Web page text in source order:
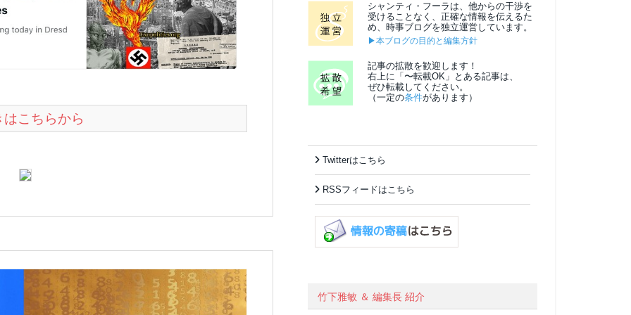
はこちらから
シャンティ・フーラは、他からの干渉を
受けることなく、正確な情報を伝えるた
め、時事ブログを独立運営しています。
▶本ブログの目的と編集方針
記事の拡散を歓迎します！
右上に「〜転載OK」とある記事は、
ぜひ転載してください。
（一定の条件があります）
Twitterはこちら
RSSフィードはこちら
竹下雅敏 ＆ 編集長 紹介